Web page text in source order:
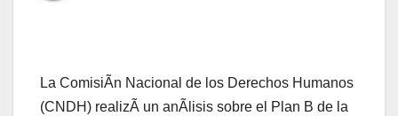
La ComisiÃn Nacional de los Derechos Humanos
(CNDH) realizÃ un anÃlisis sobre el Plan B de la